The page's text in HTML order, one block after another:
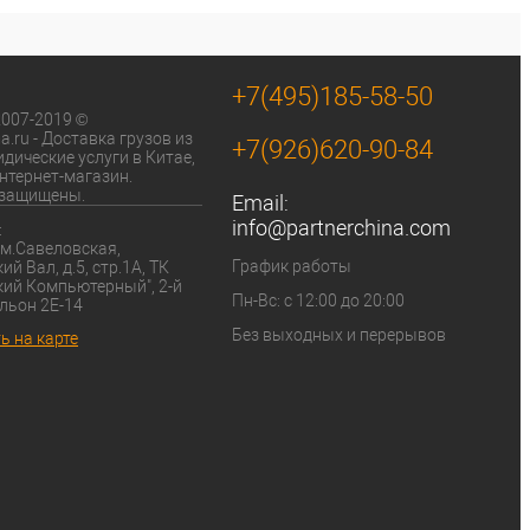
2019 ©
- Доставка грузов из
услуги в Китае,
магазин.
Вал, д.5, стр.1А, ТК
Компьютерный", 2-й
2Е-14
на карте
+7(495)185-58-50
+7(926)620-90-84
Email:
info@partnerchina.com
График работы
Пн-Вс: с 12:00 до 20:00
Без выходных и перерывов